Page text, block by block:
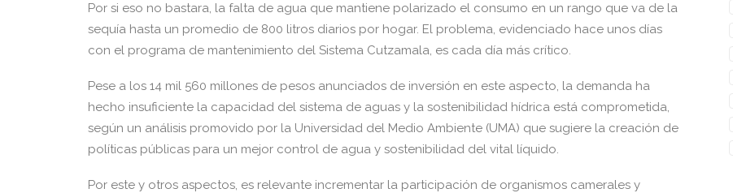
Por si eso no bastara, la falta de agua que mantiene polarizado el consumo en un rango que va de la
sequía hasta un promedio de 800 litros diarios por hogar. El problema, evidenciado hace unos días
con el programa de mantenimiento del Sistema Cutzamala, es cada día más crítico.
Pese a los 14 mil 560 millones de pesos anunciados de inversión en este aspecto, la demanda ha
hecho insuficiente la capacidad del sistema de aguas y la sostenibilidad hídrica está comprometida,
según un análisis promovido por la Universidad del Medio Ambiente (UMA) que sugiere la creación de
políticas públicas para un mejor control de agua y sostenibilidad del vital líquido.
Por este y otros aspectos, es relevante incrementar la participación de organismos camerales y